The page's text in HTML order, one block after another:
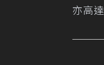
亦高